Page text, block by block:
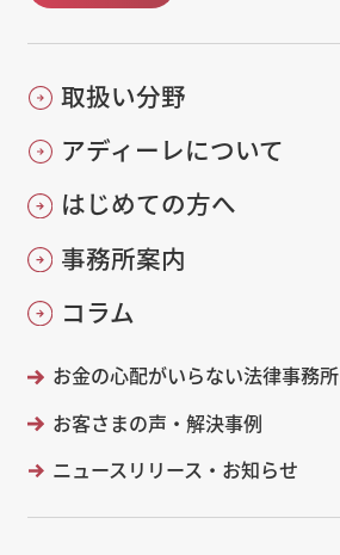
取扱い分野
アディーレについて
はじめての方へ
事務所案内
コラム
お金の心配がいらない法律事務所
お客さまの声・解決事例
ニュースリリース・お知らせ